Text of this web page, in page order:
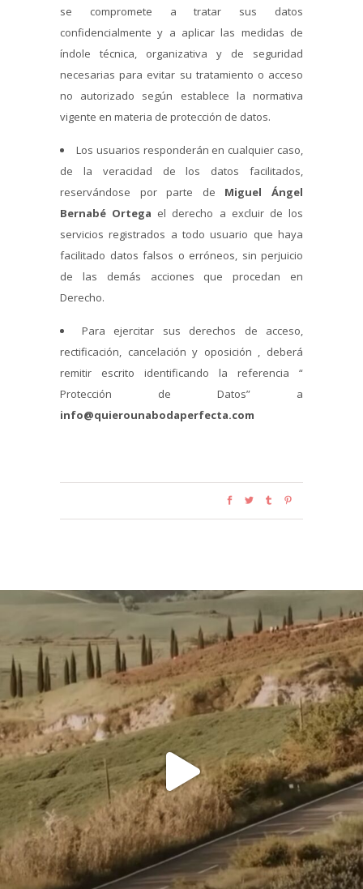
se compromete a tratar sus datos
confidencialmente y a aplicar las medidas de
índole técnica, organizativa y de seguridad
necesarias para evitar su tratamiento o acceso
no autorizado según establece la normativa
vigente en materia de protección de datos.
Los usuarios responderán en cualquier caso,
de la veracidad de los datos facilitados,
reservándose por parte de Miguel Ángel
Bernabé Ortega el derecho a excluir de los
servicios registrados a todo usuario que haya
facilitado datos falsos o erróneos, sin perjuicio
de las demás acciones que procedan en
Derecho.
Para ejercitar sus derechos de acceso,
rectificación, cancelación y oposición , deberá
remitir escrito identificando la referencia “
Protección de Datos” a
info@quierounabodaperfecta.com